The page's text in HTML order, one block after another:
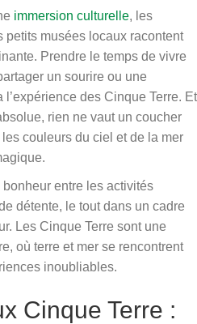
immersion culturelle, les
musées locaux racontent
Prendre le temps de vivre
un sourire ou une
l’expérience des Cinque Terre. Et
rien ne vaut un coucher
couleurs du ciel et de la mer
entre les activités
détente, le tout dans un cadre
Les Cinque Terre sont une
où terre et mer se rencontrent
inoubliables.
Cinque Terre :